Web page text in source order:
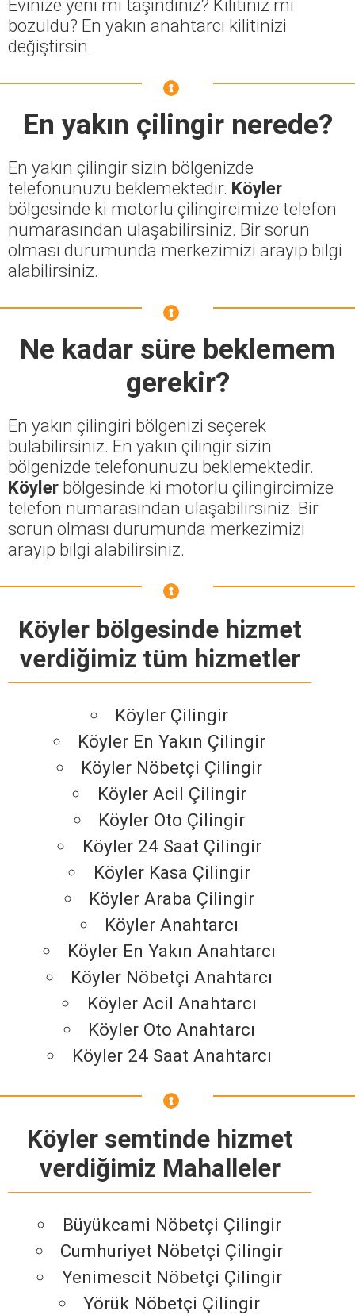
Evinize yeni mi taşındınız? Kilitiniz mi
bozuldu? En yakın anahtarcı kilitinizi
değiştirsin.
En yakın çilingir nerede?
En yakın çilingir sizin bölgenizde
telefonunuzu beklemektedir. Köyler
bölgesinde ki motorlu çilingircimize telefon
numarasından ulaşabilirsiniz. Bir sorun
olması durumunda merkezimizi arayıp bilgi
alabilirsiniz.
Ne kadar süre beklemem
gerekir?
En yakın çilingiri bölgenizi seçerek
bulabilirsiniz. En yakın çilingir sizin
bölgenizde telefonunuzu beklemektedir.
Köyler bölgesinde ki motorlu çilingircimize
telefon numarasından ulaşabilirsiniz. Bir
sorun olması durumunda merkezimizi
arayıp bilgi alabilirsiniz.
Köyler bölgesinde hizmet
verdiğimiz tüm hizmetler
Köyler Çilingir
Köyler En Yakın Çilingir
Köyler Nöbetçi Çilingir
Köyler Acil Çilingir
Köyler Oto Çilingir
Köyler 24 Saat Çilingir
Köyler Kasa Çilingir
Köyler Araba Çilingir
Köyler Anahtarcı
Köyler En Yakın Anahtarcı
Köyler Nöbetçi Anahtarcı
Köyler Acil Anahtarcı
Köyler Oto Anahtarcı
Köyler 24 Saat Anahtarcı
Köyler semtinde hizmet
verdiğimiz Mahalleler
Büyükcami Nöbetçi Çilingir
Cumhuriyet Nöbetçi Çilingir
Yenimescit Nöbetçi Çilingir
Yörük Nöbetçi Çilingir